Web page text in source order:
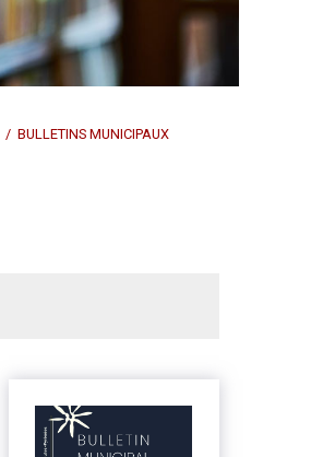
/ BULLETINS MUNICIPAUX